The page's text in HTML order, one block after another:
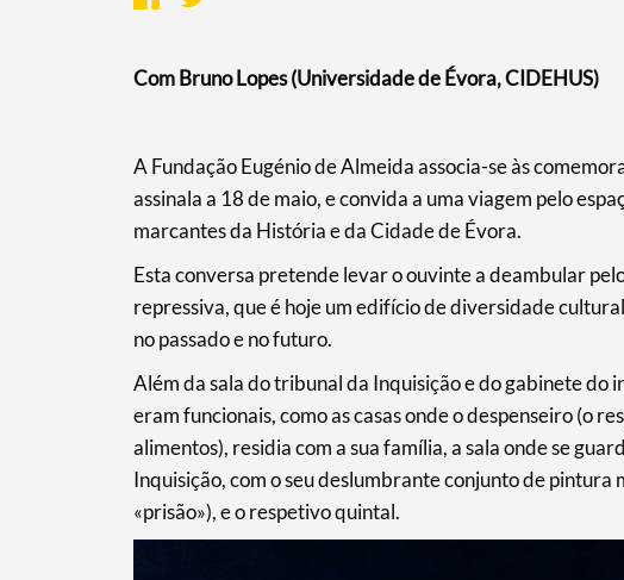
Com Bruno Lopes (Universidade de Évora, CIDEHUS)
A Fundação Eugénio de Almeida associa-se às
assinala a 18 de maio, e convida a uma viagem pelo
marcantes da História e da Cidade de Évora.
Esta conversa pretende levar o ouvinte a deambular
repressiva, que é hoje um edifício de diversidade
no passado e no futuro.
Além da sala do tribunal da Inquisição e do gabinete do
eram funcionais, como as casas onde o despenseiro (o
alimentos), residia com a sua família, a sala onde se
Inquisição, com o seu deslumbrante conjunto de pintura
«prisão»), e o respetivo quintal.